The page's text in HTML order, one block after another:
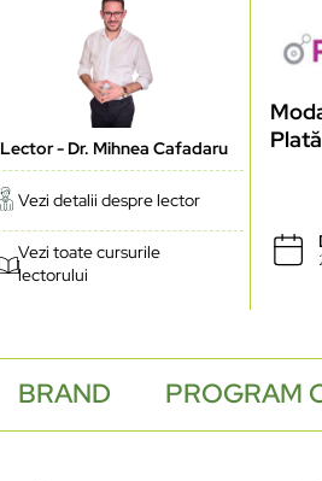
Lector - Dr. Mihnea Cafadaru
Vezi detalii despre lector
Vezi toate cursurile
lectorului
Plată
BRAND PROGRAM